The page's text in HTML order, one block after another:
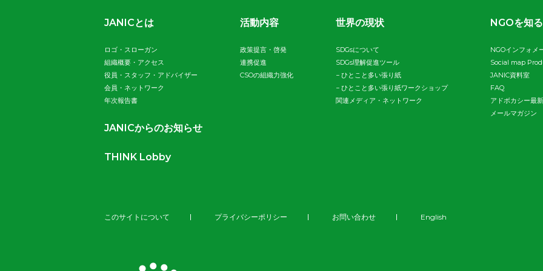
JANICとは
ロゴ・スローガン
組織概要・アクセス
役員・スタッフ・アドバイザー
会員・ネットワーク
年次報告書
活動内容
政策提言・啓発
連携促進
CSOの組織力強化
世界の現状
SDGsについて
SDGs理解促進ツール
− ひとこと多い張り紙
− ひとこと多い張り紙ワークショップ
関連メディア・ネットワーク
NGOを知る
NGOインフォメ
Social map
JANIC資料室
FAQ
アドボカシー最
メールマガジン
JANICからのお知らせ
THINK Lobby
このサイトについて プライバシーポリシー お問い合わせ English